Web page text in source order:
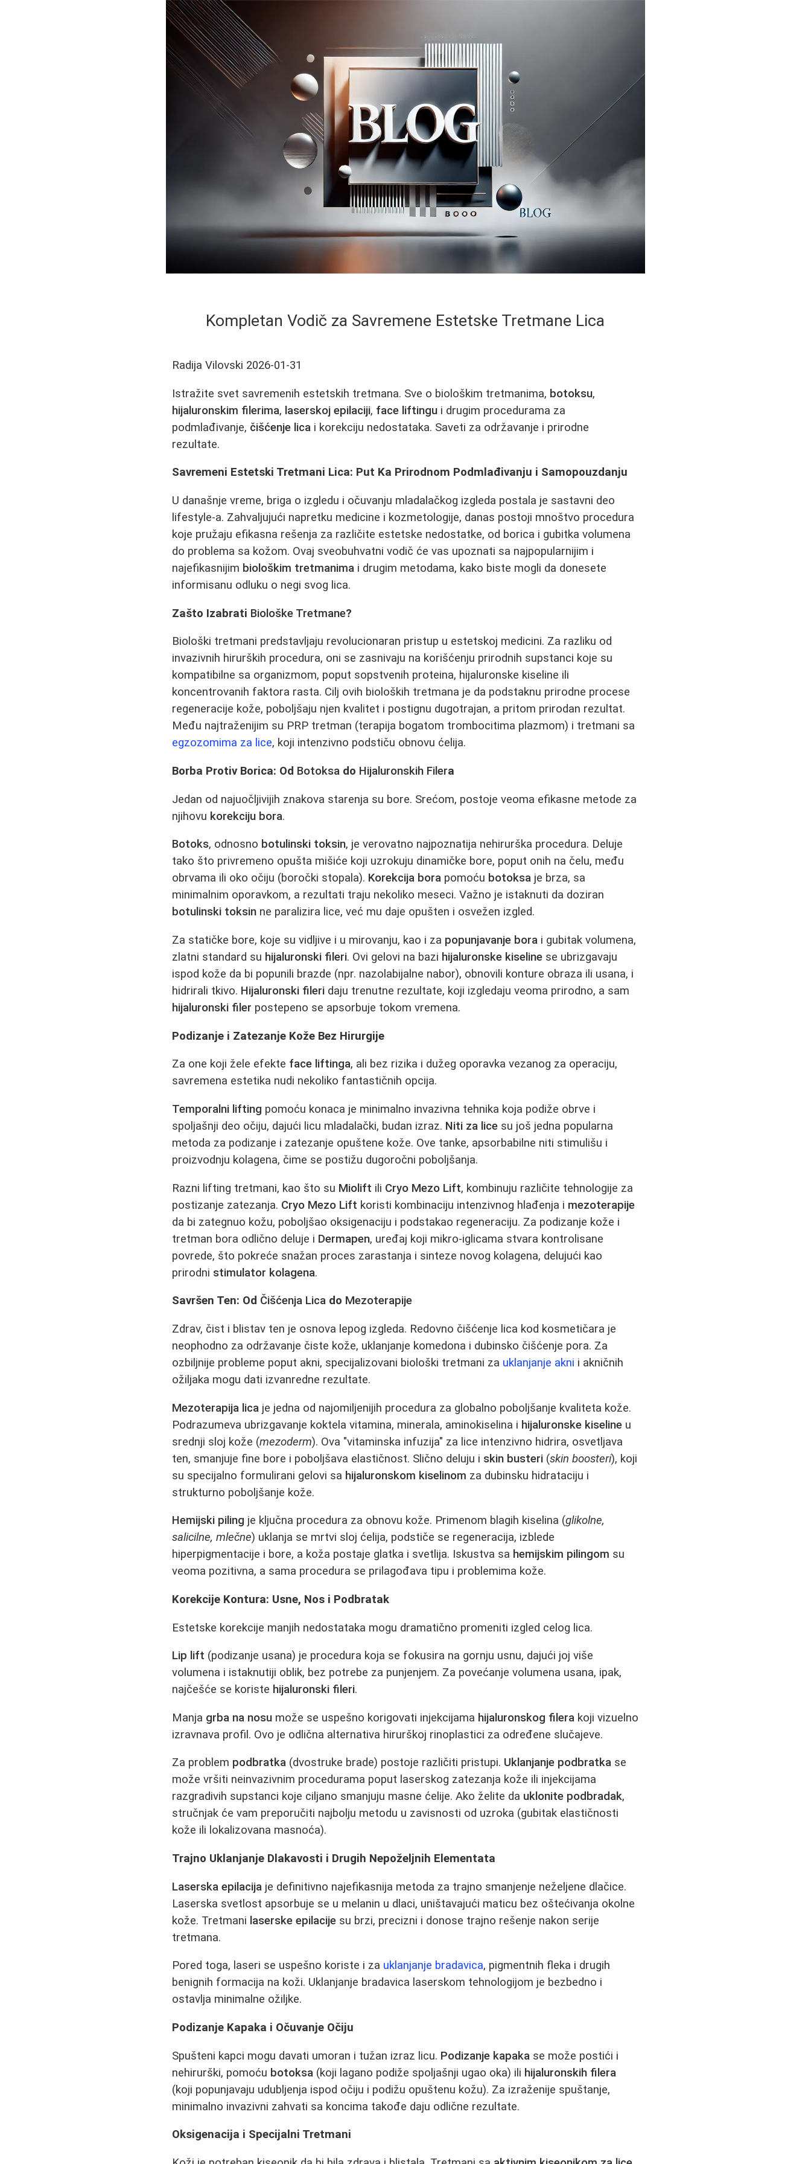
Kompletan Vodič za Savremene Estetske Tretmane Lica
Radija Vilovski 2026-01-31
Istražite svet savremenih estetskih tretmana. Sve o biološkim tretmanima, botoksu,
hijaluronskim filerima, laserskoj epilaciji, face liftingu i drugim procedurama za
podmlađivanje, čišćenje lica i korekciju nedostataka. Saveti za održavanje i prirodne
rezultate.
Savremeni Estetski Tretmani Lica: Put Ka Prirodnom Podmlađivanju i Samopouzdanju
U današnje vreme, briga o izgledu i očuvanju mladalačkog izgleda postala je sastavni deo
lifestyle-a. Zahvaljujući napretku medicine i kozmetologije, danas postoji mnoštvo procedura
koje pružaju efikasna rešenja za različite estetske nedostatke, od borica i gubitka volumena
do problema sa kožom. Ovaj sveobuhvatni vodič će vas upoznati sa najpopularnijim i
najefikasnijim biološkim tretmanima i drugim metodama, kako biste mogli da donesete
informisanu odluku o negi svog lica.
Zašto Izabrati Biološke Tretmane?
Biološki tretmani predstavljaju revolucionaran pristup u estetskoj medicini. Za razliku od
invazivnih hirurških procedura, oni se zasnivaju na korišćenju prirodnih supstanci koje su
kompatibilne sa organizmom, poput sopstvenih proteina, hijaluronske kiseline ili
koncentrovanih faktora rasta. Cilj ovih bioloških tretmana je da podstaknu prirodne procese
regeneracije kože, poboljšaju njen kvalitet i postignu dugotrajan, a pritom prirodan rezultat.
Među najtraženijim su PRP tretman (terapija bogatom trombocitima plazmom) i tretmani sa
egzozomima za lice, koji intenzivno podstiču obnovu ćelija.
Borba Protiv Borica: Od Botoksa do Hijaluronskih Filera
Jedan od najuočljivijih znakova starenja su bore. Srećom, postoje veoma efikasne metode za
njihovu korekciju bora.
Botoks, odnosno botulinski toksin, je verovatno najpoznatija nehirurška procedura. Deluje
tako što privremeno opušta mišiće koji uzrokuju dinamičke bore, poput onih na čelu, među
obrvama ili oko očiju (boročki stopala). Korekcija bora pomoću botoksa je brza, sa
minimalnim oporavkom, a rezultati traju nekoliko meseci. Važno je istaknuti da doziran
botulinski toksin ne paralizira lice, već mu daje opušten i osvežen izgled.
Za statičke bore, koje su vidljive i u mirovanju, kao i za popunjavanje bora i gubitak volumena,
zlatni standard su hijaluronski fileri. Ovi gelovi na bazi hijaluronske kiseline se ubrizgavaju
ispod kože da bi popunili brazde (npr. nazolabijalne nabor), obnovili konture obraza ili usana, i
hidrirali tkivo. Hijaluronski fileri daju trenutne rezultate, koji izgledaju veoma prirodno, a sam
hijaluronski filer postepeno se apsorbuje tokom vremena.
Podizanje i Zatezanje Kože Bez Hirurgije
Za one koji žele efekte face liftinga, ali bez rizika i dužeg oporavka vezanog za operaciju,
savremena estetika nudi nekoliko fantastičnih opcija.
Temporalni lifting pomoću konaca je minimalno invazivna tehnika koja podiže obrve i
spoljašnji deo očiju, dajući licu mladalački, budan izraz. Niti za lice su još jedna popularna
metoda za podizanje i zatezanje opuštene kože. Ove tanke, apsorbabilne niti stimulišu i
proizvodnju kolagena, čime se postižu dugoročni poboljšanja.
Razni lifting tretmani, kao što su Miolift ili Cryo Mezo Lift, kombinuju različite tehnologije za
postizanje zatezanja. Cryo Mezo Lift koristi kombinaciju intenzivnog hlađenja i mezoterapije
da bi zategnuo kožu, poboljšao oksigenaciju i podstakao regeneraciju. Za podizanje kože i
tretman bora odlično deluje i Dermapen, uređaj koji mikro-iglicama stvara kontrolisane
povrede, što pokreće snažan proces zarastanja i sinteze novog kolagena, delujući kao
prirodni stimulator kolagena.
Savršen Ten: Od Čišćenja Lica do Mezoterapije
Zdrav, čist i blistav ten je osnova lepog izgleda. Redovno čišćenje lica kod kosmetičara je
neophodno za održavanje čiste kože, uklanjanje komedona i dubinsko čišćenje pora. Za
ozbiljnije probleme poput akni, specijalizovani biološki tretmani za uklanjanje akni i akničnih
ožiljaka mogu dati izvanredne rezultate.
Mezoterapija lica je jedna od najomiljenijih procedura za globalno poboljšanje kvaliteta kože.
Podrazumeva ubrizgavanje koktela vitamina, minerala, aminokiselina i hijaluronske kiseline u
srednji sloj kože (mezoderm). Ova "vitaminska infuzija" za lice intenzivno hidrira, osvetljava
ten, smanjuje fine bore i poboljšava elastičnost. Slično deluju i skin busteri (skin boosteri), koji
su specijalno formulirani gelovi sa hijaluronskom kiselinom za dubinsku hidrataciju i
strukturno poboljšanje kože.
Hemijski piling je ključna procedura za obnovu kože. Primenom blagih kiselina (glikolne,
salicilne, mlečne) uklanja se mrtvi sloj ćelija, podstiče se regeneracija, izblede
hiperpigmentacije i bore, a koža postaje glatka i svetlija. Iskustva sa hemijskim pilingom su
veoma pozitivna, a sama procedura se prilagođava tipu i problemima kože.
Korekcije Kontura: Usne, Nos i Podbratak
Estetske korekcije manjih nedostataka mogu dramatično promeniti izgled celog lica.
Lip lift (podizanje usana) je procedura koja se fokusira na gornju usnu, dajući joj više
volumena i istaknutiji oblik, bez potrebe za punjenjem. Za povećanje volumena usana, ipak,
najčešće se koriste hijaluronski fileri.
Manja grba na nosu može se uspešno korigovati injekcijama hijaluronskog filera koji vizuelno
izravnava profil. Ovo je odlična alternativa hirurškoj rinoplastici za određene slučajeve.
Za problem podbratka (dvostruke brade) postoje različiti pristupi. Uklanjanje podbratka se
može vršiti neinvazivnim procedurama poput laserskog zatezanja kože ili injekcijama
razgradivih supstanci koje ciljano smanjuju masne ćelije. Ako želite da uklonite podbradak,
stručnjak će vam preporučiti najbolju metodu u zavisnosti od uzroka (gubitak elastičnosti
kože ili lokalizovana masnoća).
Trajno Uklanjanje Dlakavosti i Drugih Nepoželjnih Elementata
Laserska epilacija je definitivno najefikasnija metoda za trajno smanjenje neželjene dlačice.
Laserska svetlost apsorbuje se u melanin u dlaci, uništavajući maticu bez oštećivanja okolne
kože. Tretmani laserske epilacije su brzi, precizni i donose trajno rešenje nakon serije
tretmana.
Pored toga, laseri se uspešno koriste i za uklanjanje bradavica, pigmentnih fleka i drugih
benignih formacija na koži. Uklanjanje bradavica laserskom tehnologijom je bezbedno i
ostavlja minimalne ožiljke.
Podizanje Kapaka i Očuvanje Očiju
Spušteni kapci mogu davati umoran i tužan izraz licu. Podizanje kapaka se može postići i
nehirurški, pomoću botoksa (koji lagano podiže spoljašnji ugao oka) ili hijaluronskih filera
(koji popunjavaju udubljenja ispod očiju i podižu opuštenu kožu). Za izraženije spuštanje,
minimalno invazivni zahvati sa koncima takođe daju odlične rezultate.
Oksigenacija i Specijalni Tretmani